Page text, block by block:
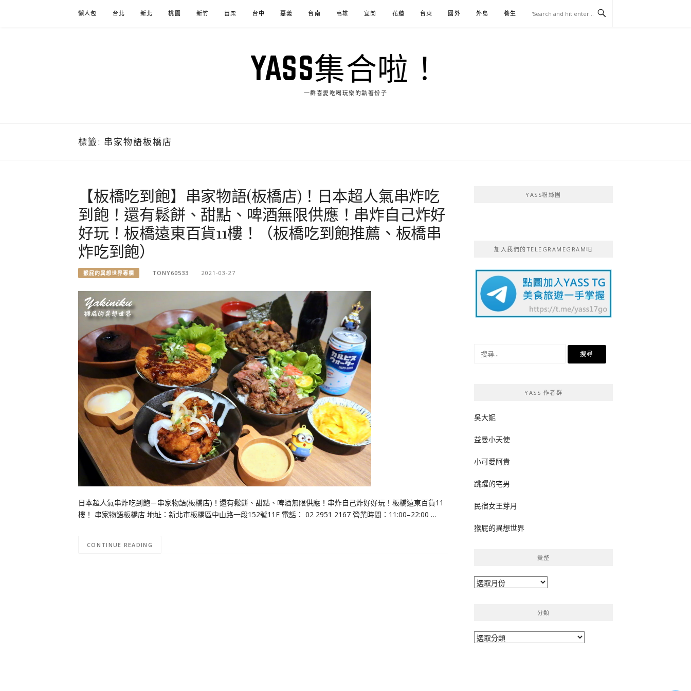
懶人包 台北 新北 桃園 新竹 苗栗 台中 嘉義 台南 高雄 宜蘭 花蓮 台東 國外 外島 養生 伴手禮
YASS集合啦！
一群喜愛吃喝玩樂的執著份子
標籤: 串家物語板橋店
【板橋吃到飽】串家物語(板橋店)！日本超人氣串炸吃
到飽！還有鬆餅、甜點、啤酒無限供應！串炸自己炸好
好玩！板橋遠東百貨11樓！（板橋吃到飽推薦、板橋串
炸吃到飽）
猴屁的異想世界專欄 TONY60533 2021-03-27
日本超人氣串炸吃到飽－串家物語(板橋店)！還有鬆餅、甜點、啤酒無限供應！串炸自己炸好好玩！板橋遠東百貨11
樓！ 串家物語板橋店 地址：新北市板橋區中山路一段152號11F 電話： 02 2951 2167 營業時間：11:00–22:00 …
CONTINUE READING
YASS粉絲團
加入我們的TELEGRAMEGRAM吧
YASS 作者群
吳大妮
益曼小天使
小可愛阿貴
跳躍的宅男
民宿女王芽月
猴屁的異想世界
彙整
彙
分類
分